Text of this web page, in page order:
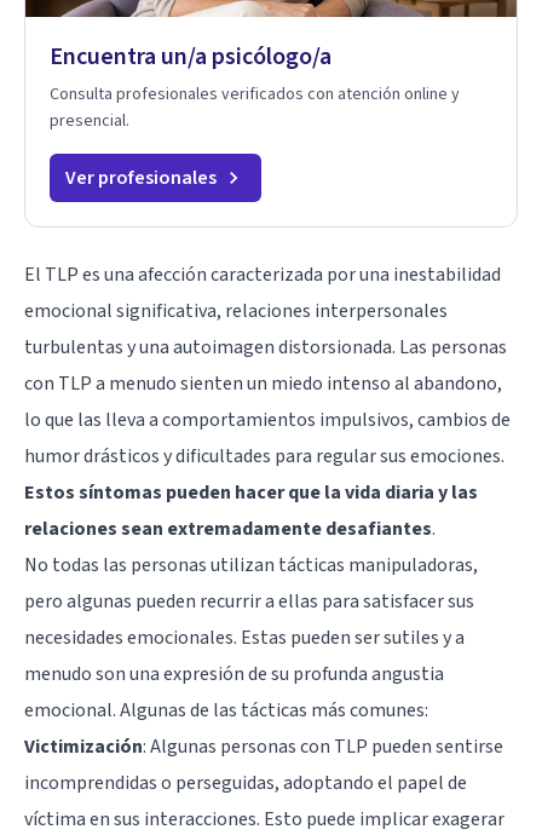
Encuentra un/a psicólogo/a
Consulta profesionales verificados con atención online y
presencial.
Ver profesionales
El TLP es una afección caracterizada por una inestabilidad
emocional significativa, relaciones interpersonales
turbulentas y una autoimagen distorsionada. Las personas
con TLP a menudo sienten un miedo intenso al abandono,
lo que las lleva a comportamientos impulsivos, cambios de
humor drásticos y dificultades para regular sus emociones.
Estos síntomas pueden hacer que la vida diaria y las
relaciones sean extremadamente desafiantes.
No todas las personas utilizan tácticas manipuladoras,
pero algunas pueden recurrir a ellas para satisfacer sus
necesidades emocionales. Estas pueden ser sutiles y a
menudo son una expresión de su profunda angustia
emocional. Algunas de las tácticas más comunes:
Victimización: Algunas personas con TLP pueden sentirse
incomprendidas o perseguidas, adoptando el papel de
víctima en sus interacciones. Esto puede implicar exagerar